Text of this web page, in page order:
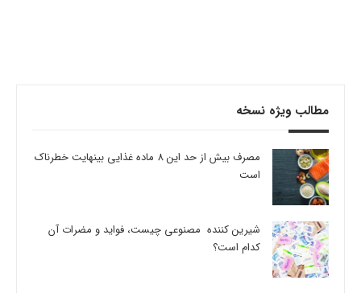
مطالب ویژه نسخه
مصرف بیش از حد این 8 ماده غذایی بینهایت خطرناک
است
شیرین کننده مصنوعی چیست، فواید و مضرات آن
کدام است؟